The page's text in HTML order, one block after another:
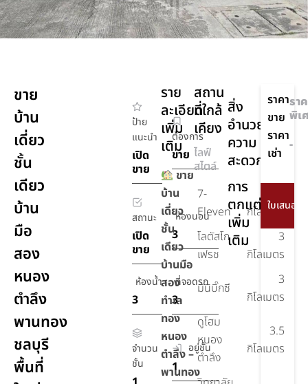
ขาย
บ้าน
เดี่ยว
ชั้น
เดียว
บ้าน
มือ
สอง
หนอง
ตำลึง
พานทอง
ชลบุรี
พื้นที่
ป้าย
แนะนำ
เปิด
ขาย
ต้องการ
ขาย
สถานะ
เปิด
ขาย
ห้องนอน
3
ห้องน้ำ
3
ที่จอดรถ
3
จำนวน
ชั้น
อยู่ชั้น
1
ราย
ละเอียด
เพิ่ม
เติม
ขาย
บ้าน
เดี่ยว
ชั้น
เดียว
บ้านมือ
สอง
ทำเล
ทอง
หนอง
ตำลึง –
พานทอง
สถาน
ที่ใกล้
เคียง
ไลฟ์
สไตล์
7-
Eleven
กิโลเมตร
โลตัสโก
เฟรช
3
กิโลเมตร
มินิบิ๊กซี
3
กิโลเมตร
ดูโฮม
หนอง
ตำลึง
3.5
กิโลเมตร
สิ่ง
อำนวย
ความ
สะดวก
การ
ตกแต่ง
เพิ่ม
เติม
ราคา
ขาย
รา
พิเ
ราคา
เช่า
-